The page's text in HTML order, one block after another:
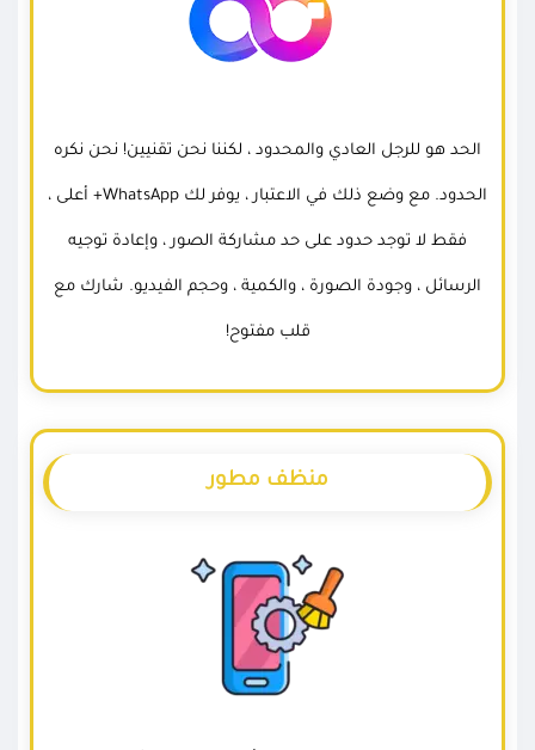
الحد هو للرجل العادي والمحدود ، لكننا نحن تقنيين! نحن نكره
الحدود. مع وضع ذلك في الاعتبار ، يوفر لك WhatsApp+ أعلى ،
فقط لا توجد حدود على حد مشاركة الصور ، وإعادة توجيه
الرسائل ، وجودة الصورة ، والكمية ، وحجم الفيديو. شارك مع
قلب مفتوح!
منظف مطور